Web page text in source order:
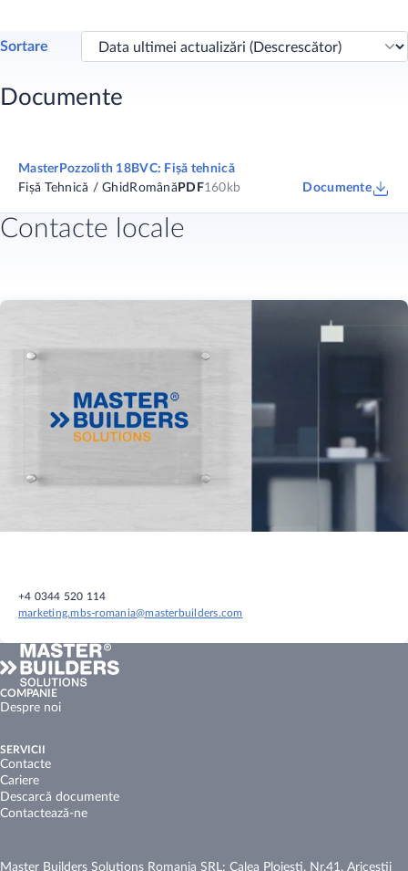
Sortare
Documente
MasterPozzolith 18BVC: Fișă tehnică
Fișă Tehnică / Ghid Română PDF160kb Documente
Contacte locale
+4 0344 520 114
marketing.mbs-romania@masterbuilders.com
COMPANIE
Despre noi
SERVICII
Contacte
Cariere
Descarcă documente
Contactează-ne
Master Builders Solutions Romania SRL: Calea Ploiesti, Nr.41, Aricestii